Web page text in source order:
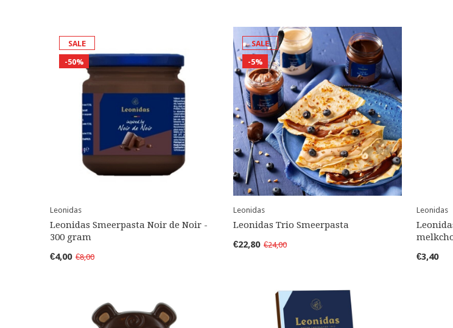
SALE
-50%
Leonidas
Leonidas Smeerpasta Noir de Noir -
300 gram
€4,00 €8,00
SALE
-5%
Leonidas
Leonidas Trio Smeerpasta
€22,80 €24,00
Leonidas
€3,40